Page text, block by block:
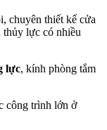
chuyên thiết kế cửa
lực có nhiều
lực, kính phòng tắm
công trình lớn ở